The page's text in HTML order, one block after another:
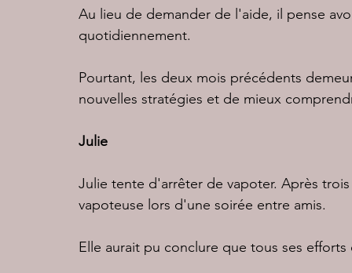
Au lieu de demander de l'aide, il pense
quotidiennement.
Pourtant, les deux mois précédents
nouvelles stratégies et de mieux
Julie
Julie tente d'arrêter de vapoter. Après
vapoteuse lors d'une soirée entre amis.
Elle aurait pu conclure que tous ses